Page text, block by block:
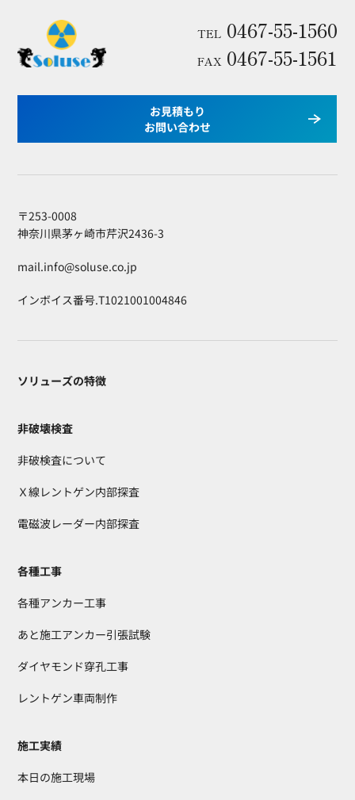
TEL 0467-55-1560
FAX 0467-55-1561
お見積もり
お問い合わせ
〒253-0008
神奈川県茅ヶ崎市芹沢2436-3
mail.info@soluse.co.jp
インボイス番号.T1021001004846
ソリューズの特徴
非破壊検査
非破検査について
Ｘ線レントゲン内部探査
電磁波レーダー内部探査
各種工事
各種アンカー工事
あと施工アンカー引張試験
ダイヤモンド穿孔工事
レントゲン車両制作
施工実績
本日の施工現場